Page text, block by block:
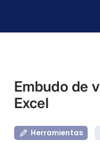
Embudo de
Excel
Herramientas